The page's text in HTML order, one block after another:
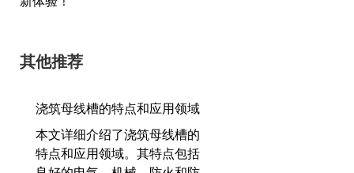
其他推荐
浇筑母线槽的特点和应用领域
本文详细介绍了浇筑母线槽的
特点和应用领域。其特点包括